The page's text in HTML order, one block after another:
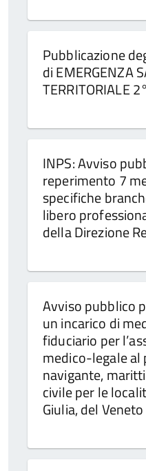
Pubblicazione
di EMERGENZA
TERRITORIALE
INPS: Avviso
reperimento 7
specifiche
libero
della Direzione
Avviso pubblico
un incarico di
fiduciario per
medico-legale al
navigante,
civile per le
Giulia, del Veneto